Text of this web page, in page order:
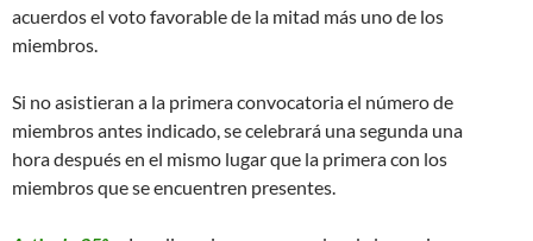
acuerdos el voto favorable de la mitad más uno de los
miembros.
Si no asistieran a la primera convocatoria el número de
miembros antes indicado, se celebrará una segunda una
hora después en el mismo lugar que la primera con los
miembros que se encuentren presentes.